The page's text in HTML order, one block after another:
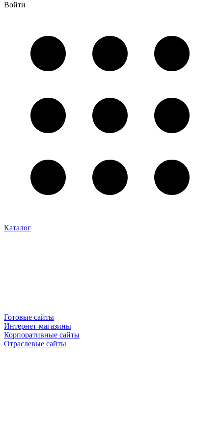
Войти
Каталог
Готовые сайты
Интернет-магазины
Корпоративные сайты
Отраслевые сайты